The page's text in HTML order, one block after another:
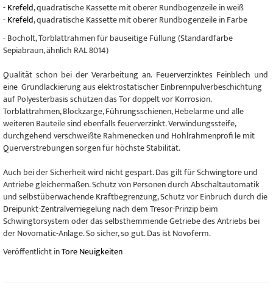
-Krefeld, quadratische Kassette mit oberer Rundbogenzeile in weiß
-Krefeld, quadratische Kassette mit oberer Rundbogenzeile in Farbe
- Bocholt, Torblattrahmen für bauseitige Füllung (Standardfarbe
Sepiabraun, ähnlich RAL 8014)
Qualität schon bei der Verarbeitung an. Feuerverzinktes Feinblech und
eine Grundlackierung aus elektrostatischer Einbrennpulverbeschichtung
auf Polyesterbasis schützen das Tor doppelt vor Korrosion.
Torblattrahmen, Blockzarge, Führungsschienen, Hebelarme und alle
weiteren Bauteile sind ebenfalls feuerverzinkt. Verwindungssteife,
durchgehend verschweißte Rahmenecken und Hohlrahmenprofi le mit
Querverstrebungen sorgen für höchste Stabilität.
Auch bei der Sicherheit wird nicht gespart. Das gilt für Schwingtore und
Antriebe gleichermaßen. Schutz von Personen durch Abschaltautomatik
und selbstüberwachende Kraftbegrenzung, Schutz vor Einbruch durch die
Dreipunkt-Zentralverriegelung nach dem Tresor-Prinzip beim
Schwingtorsystem oder das selbsthemmende Getriebe des Antriebs bei
der Novomatic-Anlage. So sicher, so gut. Das ist Novoferm.
Veröffentlicht inTore Neuigkeiten